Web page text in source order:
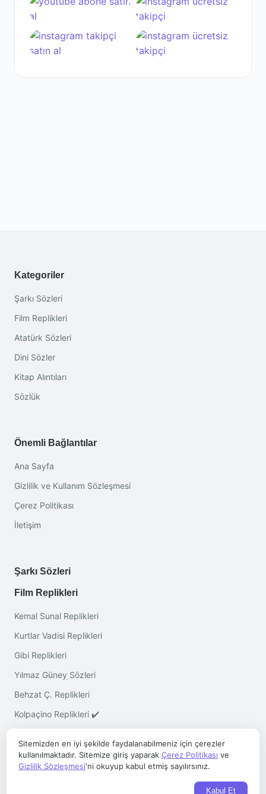
Kategoriler
Şarkı Sözleri
Film Replikleri
Atatürk Sözleri
Dini Sözler
Kitap Alıntıları
Sözlük
Önemli Bağlantılar
Ana Sayfa
Gizlilik ve Kullanım Sözleşmesi
Çerez Politikası
İletişim
Şarkı Sözleri
Film Replikleri
Kemal Sunal Replikleri
Kurtlar Vadisi Replikleri
Gibi Replikleri
Yılmaz Güney Sözleri
Behzat Ç. Replikleri
Kolpaçino Replikleri ✔️
- Her Hakkı Saklıdır
Sitemizden en iyi şekilde faydalanabilmeniz için çerezler
kullanılmaktadır. Sitemize giriş yaparak Çerez Politikası ve
Gizlilik Sözleşmesi'ni okuyup kabul etmiş sayılırsınız.
Kabul Et